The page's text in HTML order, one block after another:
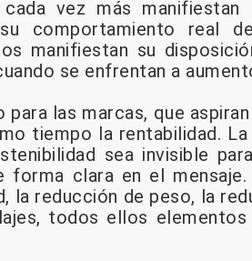
cada vez más
comportamiento real
manifiestan su
se enfrentan a
para las marcas, que
tiempo la rentabilidad.
sea invisible
forma clara en el
la reducción de peso, la
todos ellos